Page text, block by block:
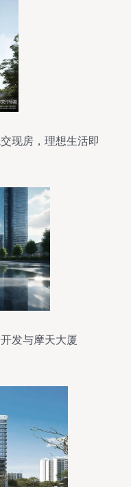
现房，理想生活即
发与摩天大厦